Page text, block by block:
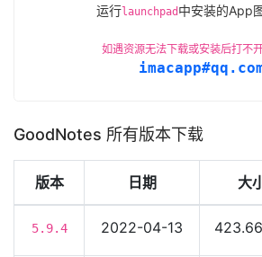
运行launchpad 中安装的App
如遇资源无法下载或安装后打不
GoodNotes 所有版本下载
版本 日期 大
5.9.4 2022-04-13